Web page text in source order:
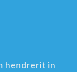
hendrerit in